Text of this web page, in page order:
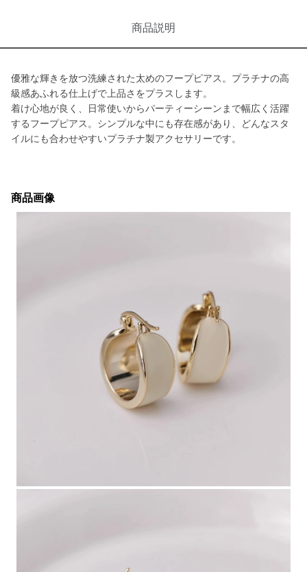
商品説明
優雅な輝きを放つ洗練された太めのフープピアス。プラチナの高
級感あふれる仕上げで上品さをプラスします。
着け心地が良く、日常使いからパーティーシーンまで幅広く活躍
するフープピアス。シンプルな中にも存在感があり、どんなスタ
イルにも合わせやすいプラチナ製アクセサリーです。
商品画像